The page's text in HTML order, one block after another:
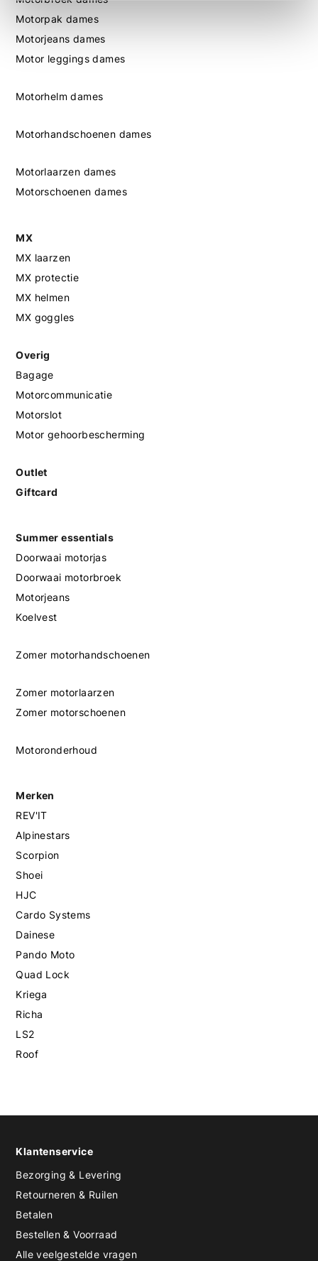
Motorpak dames
Motorjeans dames
Motor leggings dames
Motorhelm dames
Motorhandschoenen dames
Motorlaarzen dames
Motorschoenen dames
MX
MX laarzen
MX protectie
MX helmen
MX goggles
Overig
Bagage
Motorcommunicatie
Motorslot
Motor gehoorbescherming
Outlet
Giftcard
Summer essentials
Doorwaai motorjas
Doorwaai motorbroek
Motorjeans
Koelvest
Zomer motorhandschoenen
Zomer motorlaarzen
Zomer motorschoenen
Motoronderhoud
Merken
REV'IT
Alpinestars
Scorpion
Shoei
HJC
Cardo Systems
Dainese
Pando Moto
Quad Lock
Kriega
Richa
LS2
Roof
Klantenservice
Bezorging & Levering
Retourneren & Ruilen
Betalen
Bestellen & Voorraad
Alle veelgestelde vragen